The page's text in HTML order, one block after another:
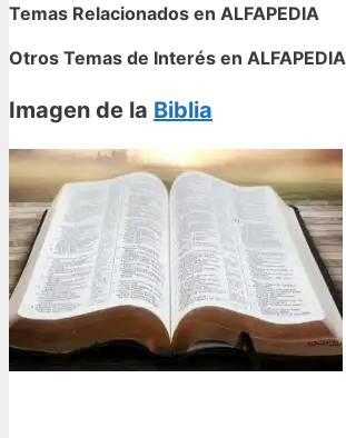
Temas Relacionados en ALFAPEDIA
Otros Temas de Interés en ALFAPEDIA
Imagen de la Biblia